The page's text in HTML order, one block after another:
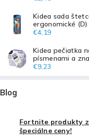
Kidea sada
ergonomické (D)
€4,19
Kidea pečiatka
písmenami a
€9,23
Blog
Fortnite produkty
špeciálne ceny!